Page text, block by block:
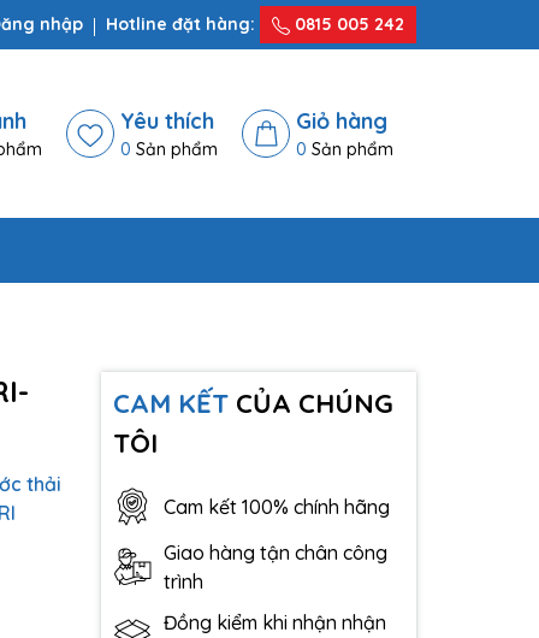
nhập Hotline đặt hàng: 0815 005 242
Yêu thích
0 Sản phẩm
Giỏ hàng
0 Sản phẩm
thải
CAM KẾTCỦA CHÚNG
TÔI
Cam kết 100% chính hãng
Giao hàng tận chân công
trình
Đồng kiểm khi nhận nhận